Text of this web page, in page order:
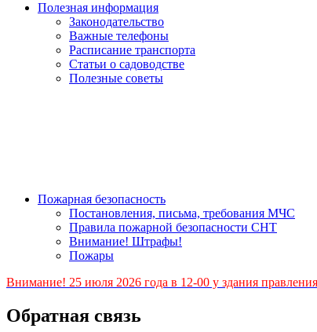
Полезная информация
Законодательство
Важные телефоны
Расписание транспорта
Статьи о садоводстве
Полезные советы
Пожарная безопасность
Постановления, письма, требования МЧС
Правила пожарной безопасности СНТ
Внимание! Штрафы!
Пожары
Внимание! 25 июля 2026 года в 12-00 у здания
Обратная связь